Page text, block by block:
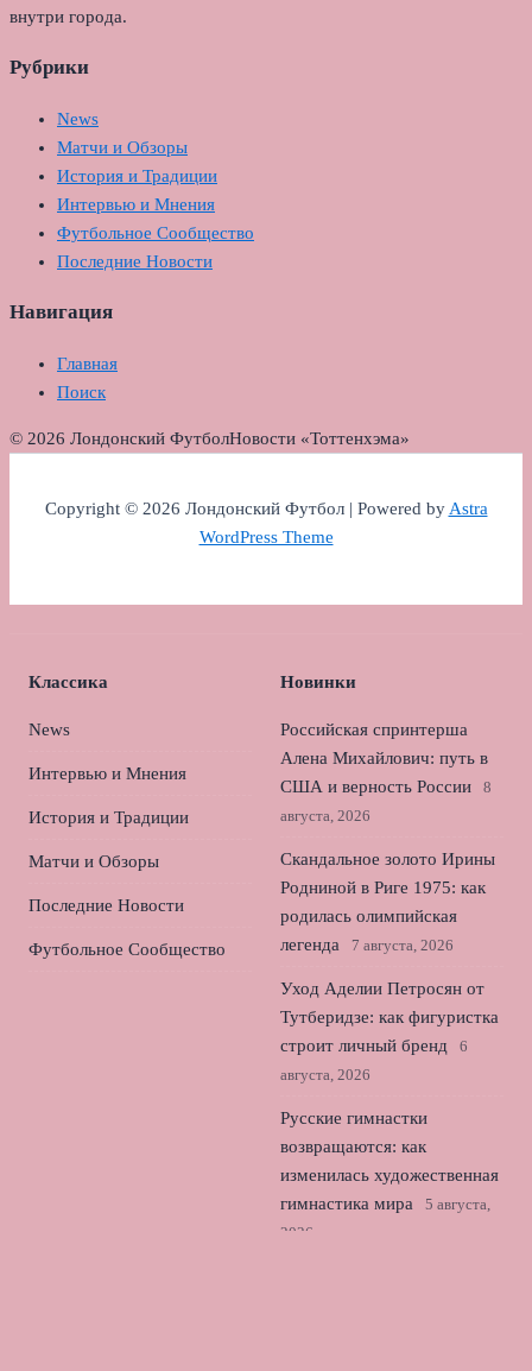
внутри города.
Рубрики
News
Матчи и Обзоры
История и Традиции
Интервью и Мнения
Футбольное Сообщество
Последние Новости
Навигация
Главная
Поиск
© 2026 Лондонский ФутболНовости «Тоттенхэма»
Copyright © 2026 Лондонский Футбол | Powered byAstra
WordPress Theme
Классика
News
Интервью и Мнения
История и Традиции
Матчи и Обзоры
Последние Новости
Футбольное Сообщество
Новинки
Российская спринтерша
Алена Михайлович: путь в
США и верность России
8
августа, 2026
Скандальное золото Ирины
Родниной в Риге 1975: как
родилась олимпийская
легенда
7 августа, 2026
Уход Аделии Петросян от
Тутберидзе: как фигуристка
строит личный бренд
6
августа, 2026
Русские гимнастки
возвращаются: как
изменилась художественная
гимнастика мира
5 августа,
2026